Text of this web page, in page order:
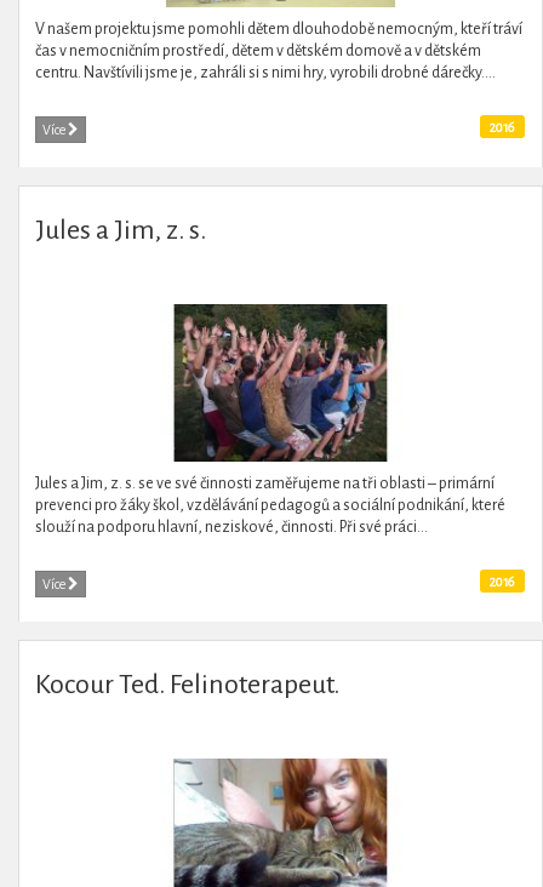
V našem projektu jsme pomohli dětem dlouhodobě nemocným, kteří tráví
čas v nemocničním prostředí, dětem v dětském domově a v dětském
centru. Navštívili jsme je, zahráli si s nimi hry, vyrobili drobné dárečky....
Více 2016
Jules a Jim, z. s.
Jules a Jim, z. s. se ve své činnosti zaměřujeme na tři oblasti – primární
prevenci pro žáky škol, vzdělávání pedagogů a sociální podnikání, které
slouží na podporu hlavní, neziskové, činnosti. Při své práci...
Více 2016
Kocour Ted. Felinoterapeut.